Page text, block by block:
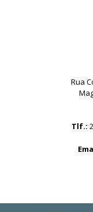
Rua
Tlf.: